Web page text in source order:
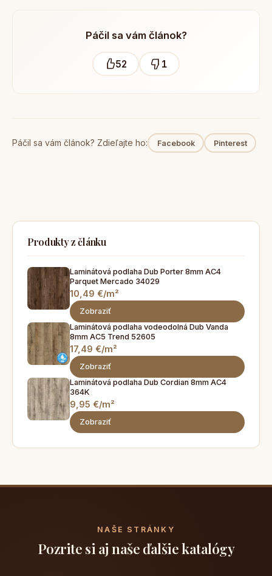
Páčil sa vám článok?
52 1
Páčil sa vám článok? Zdieľajte ho: Facebook Pinterest
Produkty z článku
Laminátová podlaha Dub Porter 8mm AC4
Parquet Mercado 34029
10,49 €/m²
Zobraziť
Laminátová podlaha vodeodolná Dub Vanda
8mm AC5 Trend 52605
17,49 €/m²
Zobraziť
Laminátová podlaha Dub Cordian 8mm AC4
364K
9,95 €/m²
Zobraziť
NAŠE STRÁNKY
Pozrite si aj naše ďalšie katalógy